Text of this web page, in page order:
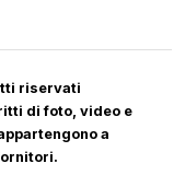
riservati
di foto, video e
a